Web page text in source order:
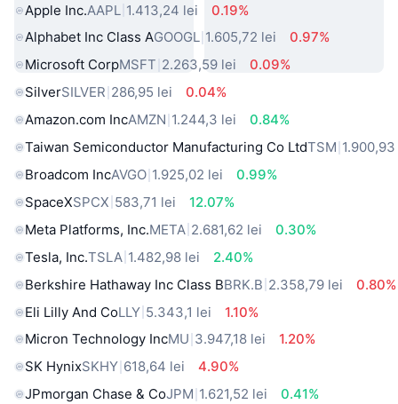
Apple Inc.AAPL 1.413,24 lei
0.19%
Alphabet Inc Class AGOOGL 1.605,72 lei
0.97%
Microsoft CorpMSFT 2.263,59 lei
0.09%
SilverSILVER 286,95 lei
0.04%
Amazon.com IncAMZN 1.244,3 lei
0.84%
Taiwan Semiconductor Manufacturing Co LtdTSM
Broadcom IncAVGO 1.925,02 lei
0.99%
SpaceXSPCX 583,71 lei
12.07%
Meta Platforms, Inc.META 2.681,62 lei
0.30%
Tesla, Inc.TSLA 1.482,98 lei
2.40%
Berkshire Hathaway Inc Class BBRK.B 2.358,79 lei
0.80%
Eli Lilly And CoLLY 5.343,1 lei
1.10%
Micron Technology IncMU 3.947,18 lei
1.20%
SK HynixSKHY 618,64 lei
4.90%
JPmorgan Chase & CoJPM 1.621,52 lei
0.41%